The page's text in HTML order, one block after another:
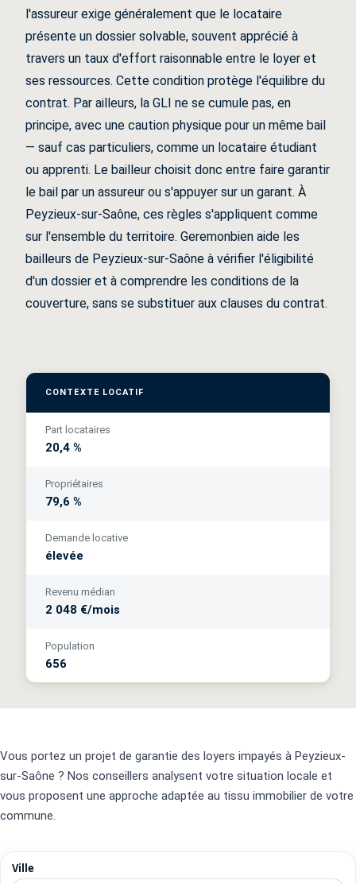
l'assureur exige généralement que le locataire
présente un dossier solvable, souvent apprécié à
travers un taux d'effort raisonnable entre le loyer et
ses ressources. Cette condition protège l'équilibre du
contrat. Par ailleurs, la GLI ne se cumule pas, en
principe, avec une caution physique pour un même bail
— sauf cas particuliers, comme un locataire étudiant
ou apprenti. Le bailleur choisit donc entre faire garantir
le bail par un assureur ou s'appuyer sur un garant. À
Peyzieux-sur-Saône, ces règles s'appliquent comme
sur l'ensemble du territoire. Geremonbien aide les
bailleurs de Peyzieux-sur-Saône à vérifier l'éligibilité
d'un dossier et à comprendre les conditions de la
couverture, sans se substituer aux clauses du contrat.
CONTEXTE LOCATIF
Part locataires
20,4 %
Propriétaires
79,6 %
Demande locative
élevée
Revenu médian
2 048 €/mois
Population
656
Vous portez un projet de garantie des loyers impayés à Peyzieux-
sur-Saône ? Nos conseillers analysent votre situation locale et
vous proposent une approche adaptée au tissu immobilier de votre
commune.
Ville